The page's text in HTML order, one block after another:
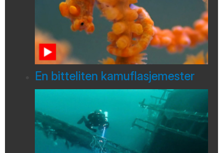
En bitteliten kamuflasjemester